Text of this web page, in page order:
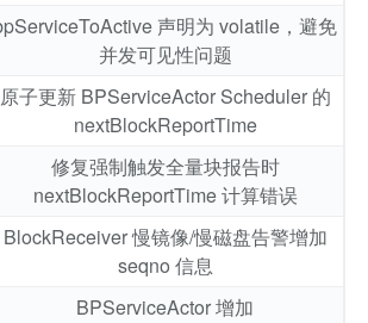
声明为 volatile，避免
并发可见性问题
原子更新 BPServiceActor Scheduler 的
nextBlockReportTime
修复强制触发全量块报告时
nextBlockReportTime 计算错误
BlockReceiver 慢镜像/慢磁盘告警增加
seqno 信息
BPServiceActor 增加